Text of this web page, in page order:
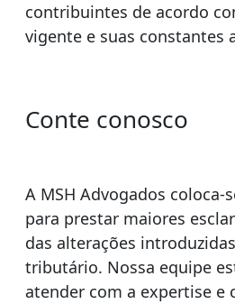
contribuintes de acordo
vigente e suas constantes
Conte conosco
A MSH Advogados coloca-
para prestar maiores
das alterações
tributário. Nossa equipe
atender com a expertise e